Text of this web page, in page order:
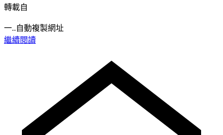
轉載自
一..自動複製網址
繼續閱讀